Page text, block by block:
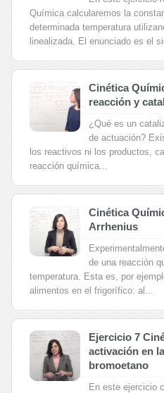
Química calcularemos la
determinada temperatura
linealizada. El enunciado es el
Cinética
reacción y
¿Qué es un
de actuación?
los reactivos ni los productos,
reacción química...
Cinética
Arrhenius
de una reacción
temperatura. Esta es, por
alimentos en el frigorífico: al...
Ejercicio 7
activación en
bromoetano
En este ejercicio